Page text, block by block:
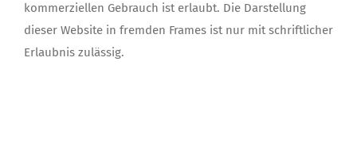
kommerziellen Gebrauch ist erlaubt. Die Darstellung
dieser Website in fremden Frames ist nur mit schriftlicher
Erlaubnis zulässig.